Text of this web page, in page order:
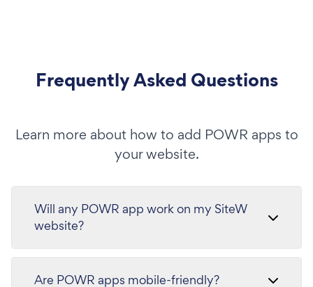
Frequently Asked Questions
Learn more about how to add POWR apps to
your website.
Will any POWR app work on my SiteW
website?
Are POWR apps mobile-friendly?